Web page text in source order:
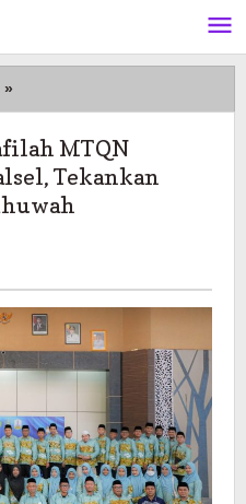
»
Lepas
Kafilah
MTQN
Tingkat
Provinsi
Ibadah
dan
Ukhuwah
MTQN
Tekankan